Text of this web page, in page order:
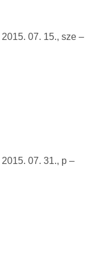
2015. 07. 15., sze –
2015. 07. 31., p –